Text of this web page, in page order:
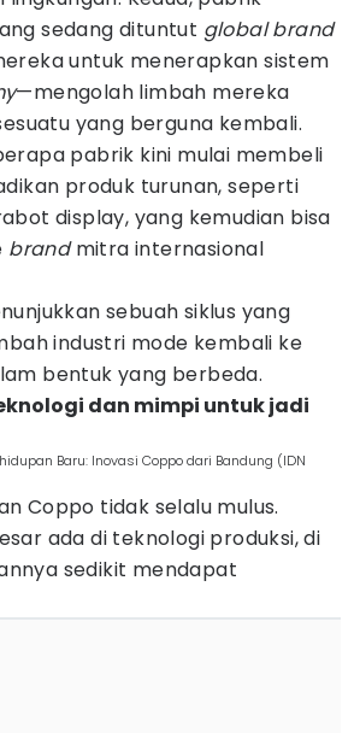
sedang dituntut global brand
untuk menerapkan sistem
—mengolah limbah mereka
yang berguna kembali.
pabrik kini mulai membeli
produk turunan, seperti
display, yang kemudian bisa
brandmitra internasional
sebuah siklus yang
industri mode kembali ke
bentuk yang berbeda.
dan mimpi untuk jadi
Baru: Inovasi Coppo dari Bandung (IDN
Coppo tidak selalu mulus.
ada di teknologi produksi, di
sedikit mendapat